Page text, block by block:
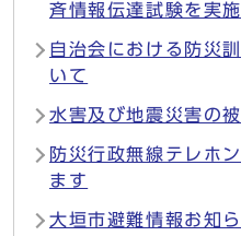
斉情報伝達試験を実
自治会における防災
いて
水害及び地震災害の
防災行政無線テレホ
ます
大垣市避難情報お知